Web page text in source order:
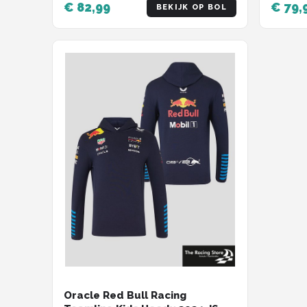
€ 82,99 BEKIJK OP BOL €
Oracle Red Bull Racing